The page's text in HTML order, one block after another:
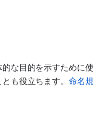
な目的を示すために使
も役立ちます。命名規